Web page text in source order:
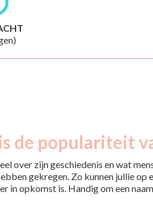
de populariteit
over zijn geschiedenis en wat
gekregen. Zo kunnen jullie
in opkomst is. Handig om een